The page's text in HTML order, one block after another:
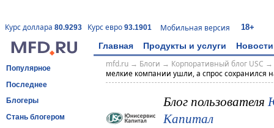
Курс доллара 80.9293 Курс евро 93.1901 Мобильная версия 18+
Главная Продукты и услуги Новости
Популярное
Последнее
Блогеры
Стань блогером
mfd.ru→ Блоги → Корпоративный блог USC →
мелкие компании ушли, а спрос сохранился
Блог пользователя
Капитал